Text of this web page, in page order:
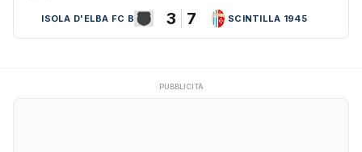
ISOLA D'ELBA FC B 3 7 SCINTILLA 1945
PUBBLICITÀ